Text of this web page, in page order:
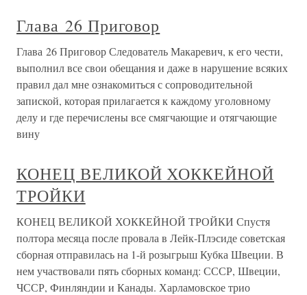
Глава 26 Приговор
Глава 26 Приговор Следователь Макаревич, к его чести,
выполнил все свои обещания и даже в нарушение всяких
правил дал мне ознакомиться с сопроводительной
запиской, которая прилагается к каждому уголовному
делу и где перечислены все смягчающие и отягчающие
вину
КОНЕЦ ВЕЛИКОЙ ХОККЕЙНОЙ
ТРОЙКИ
КОНЕЦ ВЕЛИКОЙ ХОККЕЙНОЙ ТРОЙКИ Спустя
полтора месяца после провала в Лейк-Плэсиде советская
сборная отправилась на 1-й розыгрыш Кубка Швеции. В
нем участвовали пять сборных команд: СССР, Швеции,
ЧССР, Финляндии и Канады. Харламовское трио